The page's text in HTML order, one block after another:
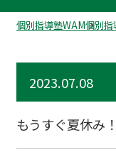
個別指導塾WAM個別指
2023.07.08
もうすぐ夏休み！